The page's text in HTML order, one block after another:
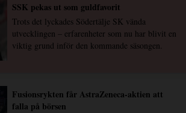
SSK pekas ut som guldfavorit
Trots det lyckades Södertälje SK vända
utvecklingen – erfarenheter som nu har blivit en
viktig grund inför den kommande säsongen.
Fusionsrykten får AstraZeneca-aktien att
falla på börsen